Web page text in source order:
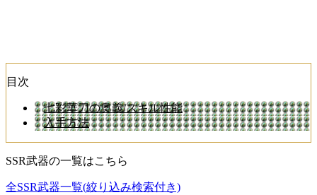
目次
七彩華刀の奥義/スキル性能
入手方法
SSR武器の一覧はこちら
全SSR武器一覧(絞り込み検索付き)